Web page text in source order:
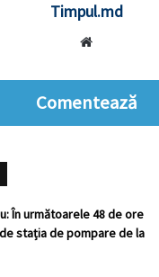
Timpul.md
Comentează
În următoarele 48 de ore
stația de pompare de la